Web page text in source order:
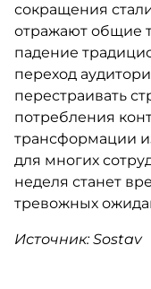
сокращения
отражают общие
падение
переход
перестраивать
потребления
трансформации
для многих
неделя станет
тревожных
Источник: Sostav